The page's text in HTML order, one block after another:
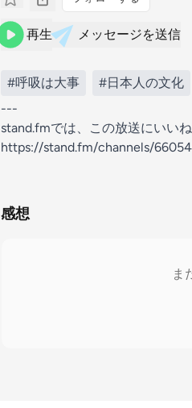
再生 メッセージを送信
#呼吸は大事 #日本人の文化
---
stand.fmでは、この放送にいい
https://stand.fm/channels/
感想
ま